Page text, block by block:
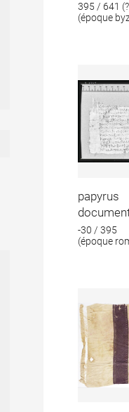
395 / 641
(époque
papyrus
-30 / 395
(époque